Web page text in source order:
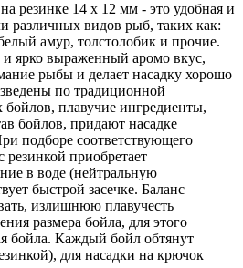
резинке 14 х 12 мм - это удобная и
различных видов рыб, таких как:
амур, толстолобик и прочие.
ярко выраженный аромо вкус,
рыбы и делает насадку хорошо
по традиционной
бойлов, плавучие ингредиенты,
бойлов, придают насадке
подборе соответствующего
резинкой приобретает
в воде (нейтральную
быстрой засечке. Баланс
излишнюю плавучесть
размера бойла, для этого
бойла. Каждый бойл обтянут
для насадки на крючок